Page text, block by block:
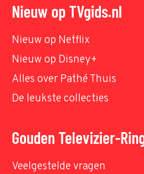
Nieuw op TVgids.nl
Nieuw op Netflix
Nieuw op Disney+
Alles over Pathé Thuis
De leukste collecties
Gouden Televizier-
Veelgestelde vragen